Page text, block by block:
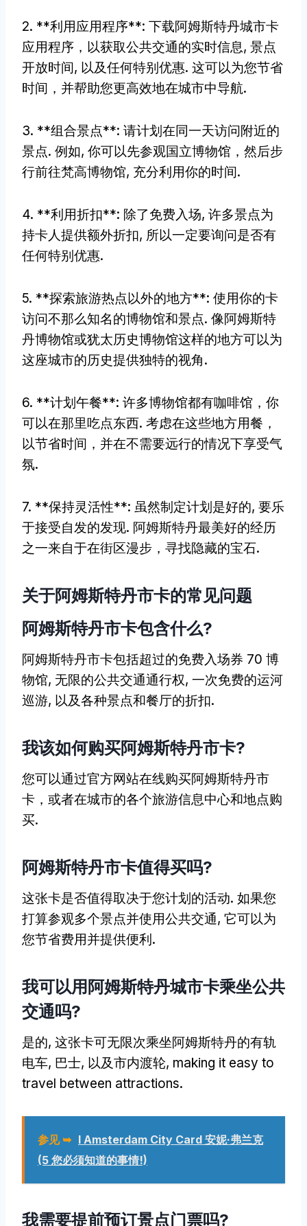
2. **利用应用程序**: 下载阿姆斯特丹城市卡
应用程序，以获取公共交通的实时信息, 景点
开放时间, 以及任何特别优惠. 这可以为您节省
时间，并帮助您更高效地在城市中导航.
3. **组合景点**: 请计划在同一天访问附近的
景点. 例如, 你可以先参观国立博物馆，然后步
行前往梵高博物馆, 充分利用你的时间.
4. **利用折扣**: 除了免费入场, 许多景点为
持卡人提供额外折扣, 所以一定要询问是否有
任何特别优惠.
5. **探索旅游热点以外的地方**: 使用你的卡
访问不那么知名的博物馆和景点. 像阿姆斯特
丹博物馆或犹太历史博物馆这样的地方可以为
这座城市的历史提供独特的视角.
6. **计划午餐**: 许多博物馆都有咖啡馆，你
可以在那里吃点东西. 考虑在这些地方用餐，
以节省时间，并在不需要远行的情况下享受气
氛.
7. **保持灵活性**: 虽然制定计划是好的, 要乐
于接受自发的发现. 阿姆斯特丹最美好的经历
之一来自于在街区漫步，寻找隐藏的宝石.
关于阿姆斯特丹市卡的常见问题
阿姆斯特丹市卡包含什么?
阿姆斯特丹市卡包括超过的免费入场券 70 博
物馆, 无限的公共交通通行权, 一次免费的运河
巡游, 以及各种景点和餐厅的折扣.
我该如何购买阿姆斯特丹市卡?
您可以通过官方网站在线购买阿姆斯特丹市
卡，或者在城市的各个旅游信息中心和地点购
买.
阿姆斯特丹市卡值得买吗?
这张卡是否值得取决于您计划的活动. 如果您
打算参观多个景点并使用公共交通, 它可以为
您节省费用并提供便利.
我可以用阿姆斯特丹城市卡乘坐公共
交通吗?
是的, 这张卡可无限次乘坐阿姆斯特丹的有轨
电车, 巴士, 以及市内渡轮, making it easy to
travel between attractions.
参见 ➥ I Amsterdam City Card 安妮·弗兰克
(5 您必须知道的事情!)
我需要提前预订景点门票吗?